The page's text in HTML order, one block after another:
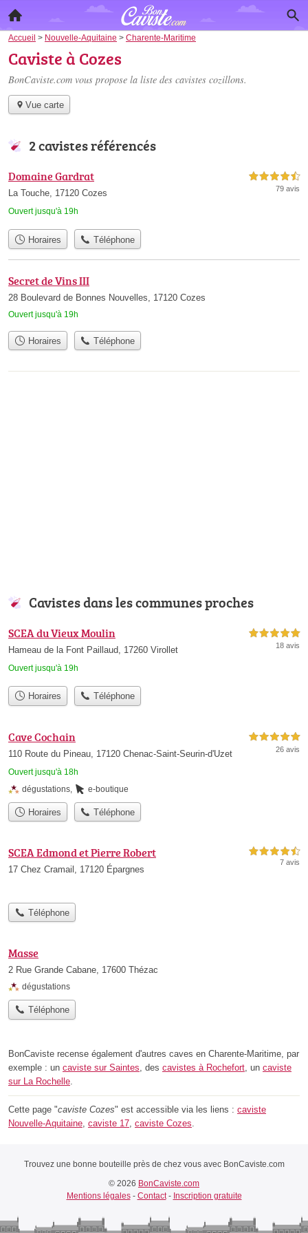
Accueil > Nouvelle-Aquitaine > Charente-Maritime
Caviste à Cozes
BonCaviste.com vous propose la liste des cavistes cozillons.
Vue carte
2 cavistes référencés
Domaine Gardrat
La Touche, 17120 Cozes
Ouvert jusqu'à 19h
4,5 étoiles sur 5
79 avis
Horaires Téléphone
Secret de Vins III
28 Boulevard de Bonnes Nouvelles, 17120 Cozes
Ouvert jusqu'à 19h
Horaires Téléphone
Cavistes dans les communes proches
SCEA du Vieux Moulin
Hameau de la Font Paillaud, 17260 Virollet
Ouvert jusqu'à 19h
5,0 étoiles sur 5
18 avis
Horaires Téléphone
Cave Cochain
110 Route du Pineau, 17120 Chenac-Saint-Seurin-d'Uzet
Ouvert jusqu'à 18h
5,0 étoiles sur 5
26 avis
dégustations e-boutique
Horaires Téléphone
SCEA Edmond et Pierre Robert
17 Chez Cramail, 17120 Épargnes
4,5 étoiles sur 5
7 avis
Téléphone
Masse
2 Rue Grande Cabane, 17600 Thézac
dégustations
Téléphone
BonCaviste recense également d'autres caves en Charente-Maritime, par
exemple : un caviste sur Saintes , des cavistes à Rochefort , un caviste
sur La Rochelle
Cette page "caviste Cozes" est accessible via les liens : caviste
Nouvelle-Aquitaine caviste 17 caviste Cozes
Trouvez une bonne bouteille près de chez vous avec BonCaviste.com
© 2026 BonCaviste.com
Mentions légales- Contact- Inscription gratuite